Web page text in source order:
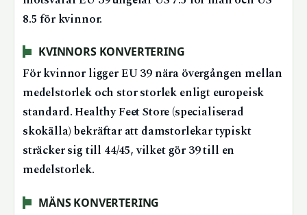
8.5 för kvinnor.
KVINNORS KONVERTERING
För kvinnor ligger EU 39 nära övergången mellan
medelstorlek och stor storlek enligt europeisk
standard. Healthy Feet Store (specialiserad
skokälla) bekräftar att damstorlekar typiskt
sträcker sig till 44/45, vilket gör 39 till en
medelstorlek.
MÄNS KONVERTERING